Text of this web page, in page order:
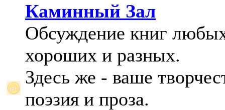
Каминный Зал
Обсуждение книг
хороших и разных.
Здесь же - ваше
поэзия и проза.